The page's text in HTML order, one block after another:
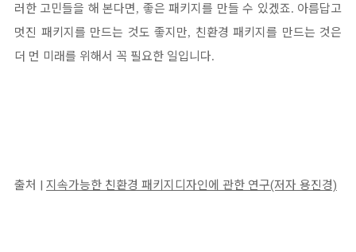
러한 고민들을 해 본다면, 좋은 패키지를 만들 수 있겠죠. 아름답고
멋진 패키지를 만드는 것도 좋지만, 친환경 패키지를 만드는 것은
더 먼 미래를 위해서 꼭 필요한 일입니다.
출처 | 지속가능한 친환경 패키지디자인에 관한 연구(저자 용진경)